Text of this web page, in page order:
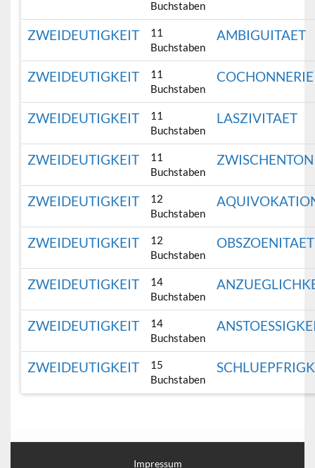
Buchstaben
ZWEIDEUTIGKEIT
11
Buchstaben
AMBIGUITAET
ZWEIDEUTIGKEIT
11
Buchstaben
COCHONNERIE
ZWEIDEUTIGKEIT
11
Buchstaben
LASZIVITAET
ZWEIDEUTIGKEIT
11
Buchstaben
ZWISCHENTON
ZWEIDEUTIGKEIT
12
Buchstaben
ZWEIDEUTIGKEIT
12
Buchstaben
OBSZOENITAET
ZWEIDEUTIGKEIT
14
Buchstaben
ZWEIDEUTIGKEIT
14
Buchstaben
ZWEIDEUTIGKEIT
15
Buchstaben
Impressum